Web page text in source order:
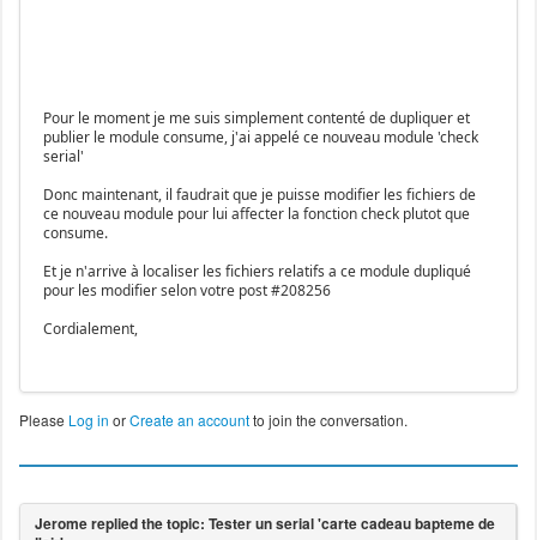
Pour le moment je me suis simplement contenté de dupliquer et
publier le module consume, j'ai appelé ce nouveau module 'check
serial'
Donc maintenant, il faudrait que je puisse modifier les fichiers de
ce nouveau module pour lui affecter la fonction check plutot que
consume.
Et je n'arrive à localiser les fichiers relatifs a ce module dupliqué
pour les modifier selon votre post #208256
Cordialement,
Please Log in orCreate an accountto join the conversation.